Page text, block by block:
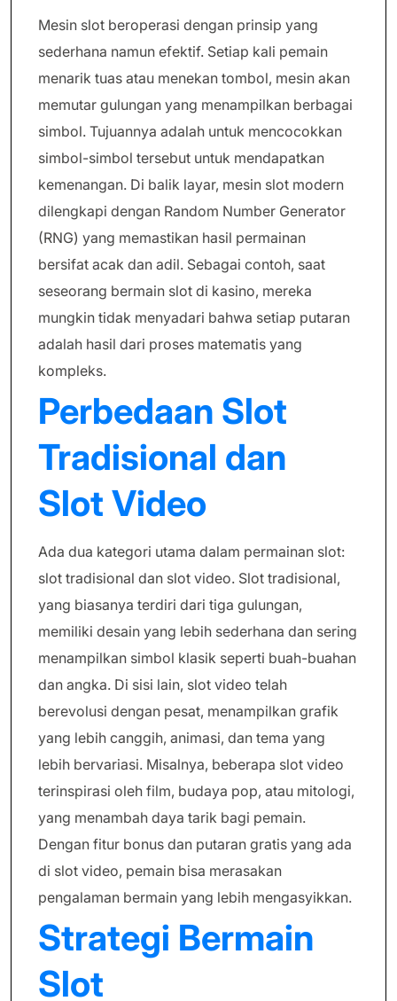
Mesin slot beroperasi dengan prinsip yang
sederhana namun efektif. Setiap kali pemain
menarik tuas atau menekan tombol, mesin akan
memutar gulungan yang menampilkan berbagai
simbol. Tujuannya adalah untuk mencocokkan
simbol-simbol tersebut untuk mendapatkan
kemenangan. Di balik layar, mesin slot modern
dilengkapi dengan Random Number Generator
(RNG) yang memastikan hasil permainan
bersifat acak dan adil. Sebagai contoh, saat
seseorang bermain slot di kasino, mereka
mungkin tidak menyadari bahwa setiap putaran
adalah hasil dari proses matematis yang
kompleks.
Perbedaan Slot
Tradisional dan
Slot Video
Ada dua kategori utama dalam permainan slot:
slot tradisional dan slot video. Slot tradisional,
yang biasanya terdiri dari tiga gulungan,
memiliki desain yang lebih sederhana dan sering
menampilkan simbol klasik seperti buah-buahan
dan angka. Di sisi lain, slot video telah
berevolusi dengan pesat, menampilkan grafik
yang lebih canggih, animasi, dan tema yang
lebih bervariasi. Misalnya, beberapa slot video
terinspirasi oleh film, budaya pop, atau mitologi,
yang menambah daya tarik bagi pemain.
Dengan fitur bonus dan putaran gratis yang ada
di slot video, pemain bisa merasakan
pengalaman bermain yang lebih mengasyikkan.
Strategi Bermain
Slot